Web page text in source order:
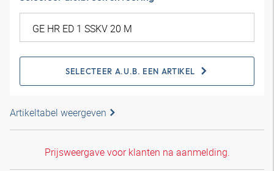
SELECTEER A.U.B. EEN ARTIKEL
Artikeltabel weergeven
Prijsweergave voor klanten na aanmelding.